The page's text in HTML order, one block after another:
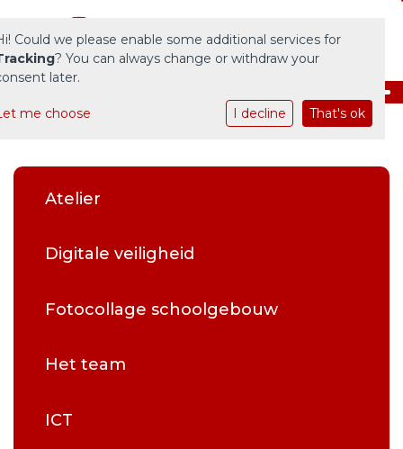
Onze school
Praktische informatie
Atelier
Digitale veiligheid
Fotocollage schoolgebouw
Het team
ICT
Could we please enable some additional services for
? You can always change or withdraw your
later.
me choose I decline That's ok